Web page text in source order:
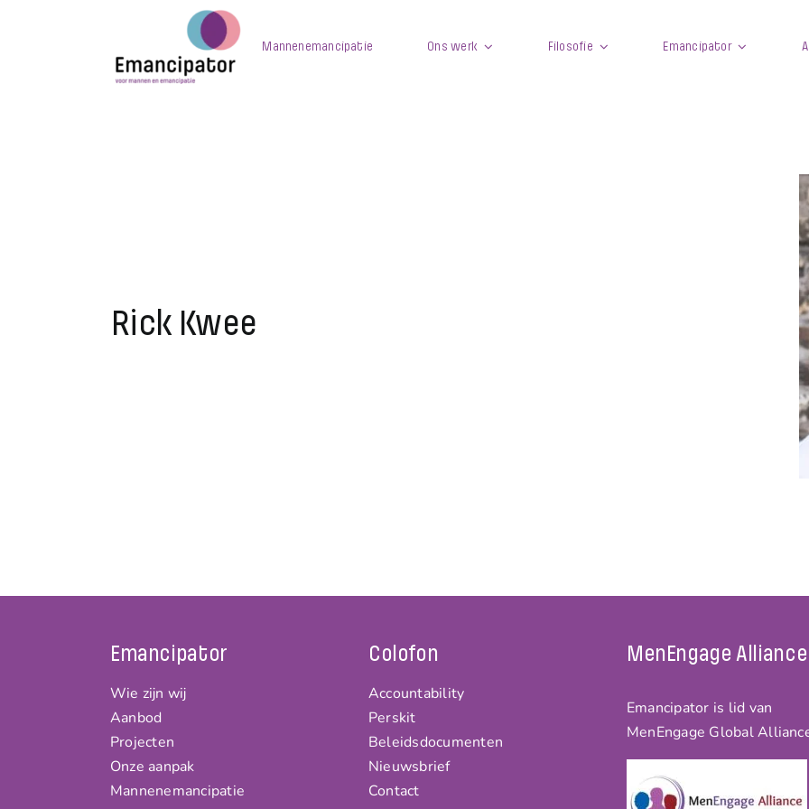
Mannenemancipatie Ons werk Filosofie Emancipator
Rick Kwee
Emancipator
Wie zijn wij
Aanbod
Projecten
Onze aanpak
Mannenemancipatie
Colofon
Accountability
Perskit
Beleidsdocumenten
Nieuwsbrief
Contact
MenEngage Alliance
Emancipator is lid van
MenEngage Global